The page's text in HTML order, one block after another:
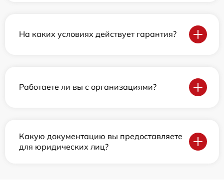
На каких условиях действует гарантия?
Работаете ли вы с организациями?
Какую документацию вы предоставляете
для юридических лиц?